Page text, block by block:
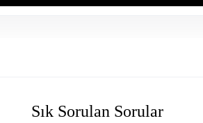
Sık Sorulan Sorular